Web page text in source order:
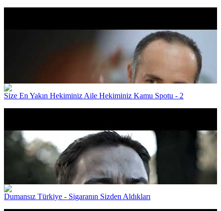
Size En Yakın Hekiminiz Aile Hekiminiz Kamu Spotu - 2
Dumansız Türkiye - Sigaranın Sizden Aldıkları